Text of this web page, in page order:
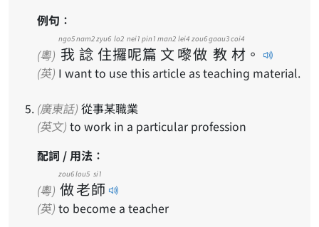
例句：
(粵) 我
ngo5
諗
nam2
住
zyu6
攞
lo2
呢
nei1
篇
pin1
文
man2
嚟
lei4
做
zou6
教
gaau3
材
coi4
。
(英) I want to use this article as teaching material.
(廣東話) 從事某職業
(英文) to work in a particular profession
配詞 / 用法：
(粵) 做
zou6
老
lou5
師
si1
(英) to become a teacher